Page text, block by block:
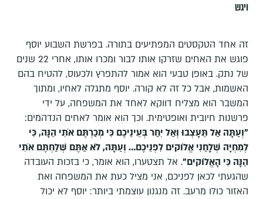
ויגש
זה אחד הטקסטים המפתיעים בתורה. בפרשת השבוע יוסף
פוגש את האחים שזרקו אותו לבור ומכרו אותו, אחרי 22 שנים
של נתק. באופן טבעי הוא אמור להתפרץ ולכעוס, להטיח בהם
האשמות, אבל כל זה לא קורה. יוסף מתגלה לאחיו, ומתוך
המשבר הוא מצליח דווקא לאחד את המשפחה, על ידי
פרשנות חיובית ואופטימית. וכך הוא אומר לאחים הנדהמים:
"וְעַתָּה אַל תֵּעָצְבוּ וְאַל יִחַר בְּעֵינֵיכֶם כִּי מְכַרְתֶּם אֹתִי הֵנָּה, כִּי
לְמִחְיָה שְׁלָחַנִי אֱלֹוקים לִפְנֵיכֶם… וְעַתָּה, לֹא אַתֶּם שְׁלַחְתֶּם אֹתִי
הֵנָּה כִּי הָאֱלֹוקים". אל תצטערו, הוא אומר, כי בזכות העובדה
שהגעתי לכאן לפניכם, אני מציל כעת את המשפחה ואת
האזור כולו מרעב. זה מנגנון עוצמתי ביותר: יוסף לא יכול